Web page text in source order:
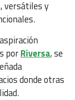
versátiles y
porRiversa, se
donde otras